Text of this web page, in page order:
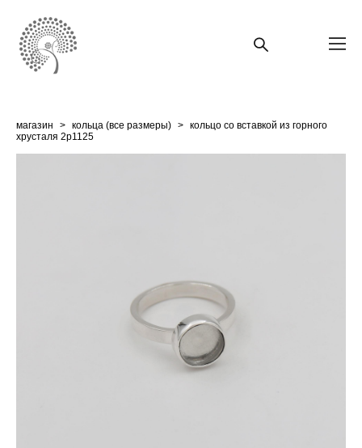
магазин > кольца (все размеры) > кольцо со вставкой из горного
хрусталя 2p1125